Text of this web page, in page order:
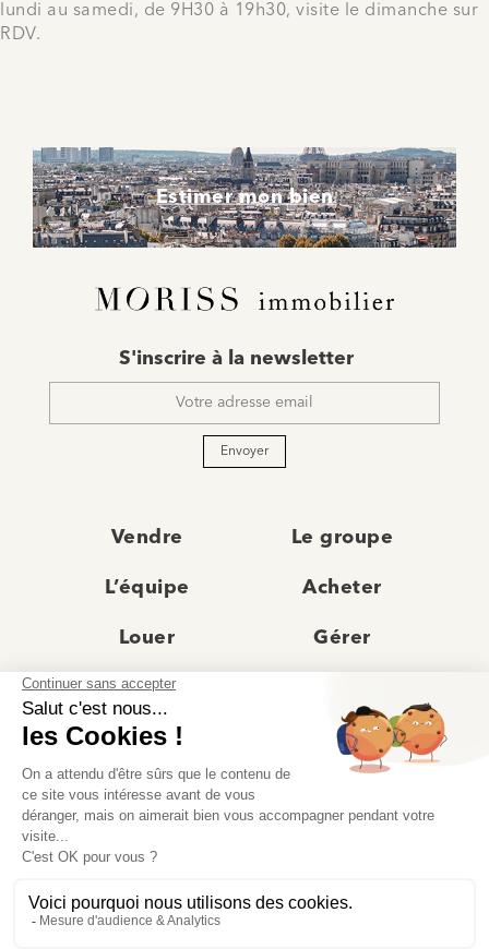
lundi au samedi, de 9H30 à 19h30, visite le dimanche sur
RDV.
Estimer mon bien
mail
S'inscrire à la newsletter
Envoyer
Vendre Le groupe
L’équipe Acheter
Louer Gérer
Actualités
Recrutement Avis clients
Prestige
© Moriss Immobilier 2025 – Tous droits réservés –
Politique de confidentialité